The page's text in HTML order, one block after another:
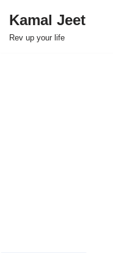
Skip
Kamal Jeet
Rev up your life